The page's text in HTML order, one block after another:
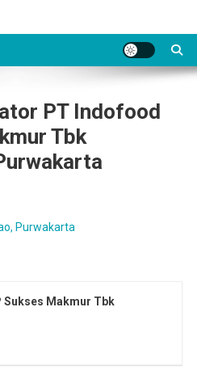
PT Indofood
Tbk
Purwakarta
Sukses Makmur Tbk